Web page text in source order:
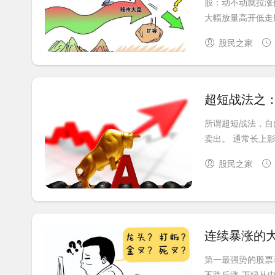
大幅放量高开低
股民之家
超短战法之
所谓超短战法，
卖出。 通常长上
股民之家
连续暴涨的
第一最强势的股